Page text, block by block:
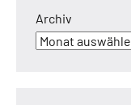
Archiv